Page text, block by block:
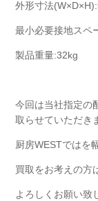
外形寸法
最小必要接地スペ
製品重量:32kg
今回は当社指定の
取らせていただき
厨房WESTではを
買取をお考えの方
よろしくお願い致